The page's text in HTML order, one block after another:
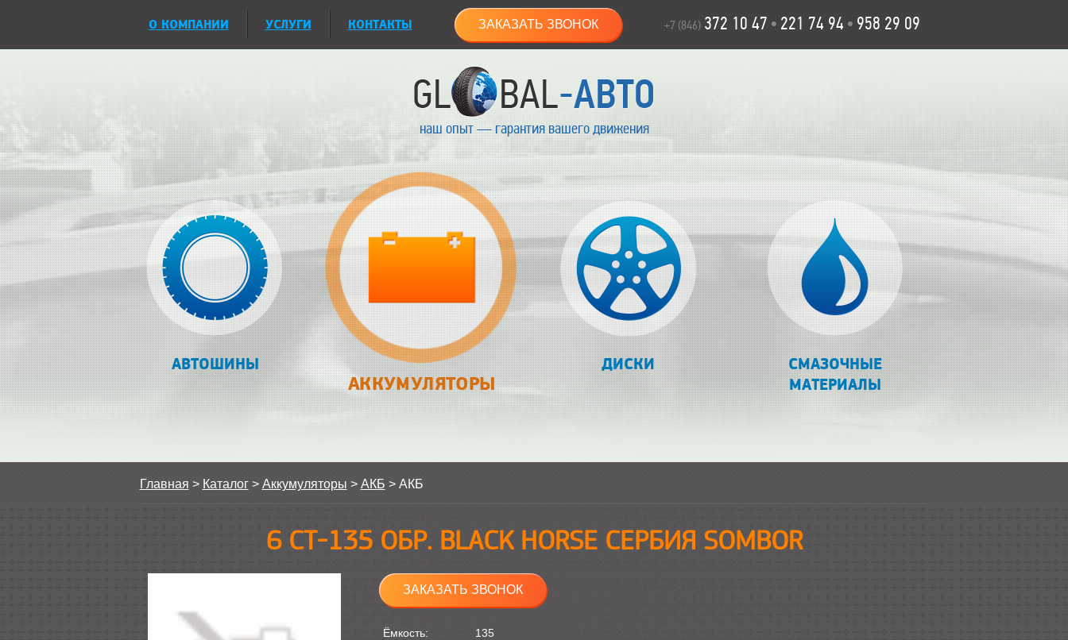
О КОМПАНИИ УСЛУГИ КОНТАКТЫ ЗАКАЗАТЬ ЗВОНОК +7 (846) 372 10 47 • 221 74 94 • 958 29 09
наш опыт — гарантия вашего движения
АВТОШИНЫ
АККУМУЛЯТОРЫ
ДИСКИ
СМАЗОЧНЫЕ
МАТЕРИАЛЫ
Главная > Каталог> Аккумуляторы > АКБ > АКБ
6 СТ-135 ОБР. BLACK HORSE СЕРБИЯ SOMBOR
ЗАКАЗАТЬ ЗВОНОК
Ёмкость:
135